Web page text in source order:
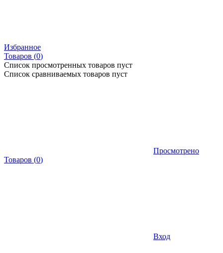
Избранное
Товаров (0)
Список просмотренных товаров пуст
Список сравниваемых товаров пуст
Просмотрено
Товаров (0)
Вход